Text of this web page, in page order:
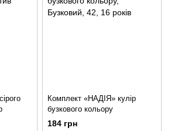
Комплект «НАДІЯ» кулір
бузкового кольору
184 грн